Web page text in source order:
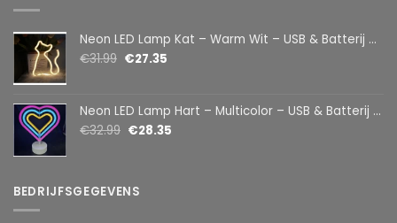
Neon LED Lamp Kat – Warm Wit – USB & Batterij – Decoratieve Tafellamp voor Kinderkamer – 28,5 x 24,5 cm
€31.99 €27.35
Neon LED Lamp Hart – Multicolor – USB & Batterij – Hartvormige Sfeerlamp – Kinderkamer & Slaapkamer – 25,2 x 23 cm
€32.99 €28.35
BEDRIJFSGEGEVENS